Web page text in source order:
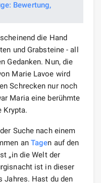
die Hand
und Grabsteine ​​- all
Gedanken. Nun, die
Marie Lavoe wird
Schrecken nur noch
Maria eine berühmte
Krypta.
Suche nach einem
an Tagen auf den
„in die Welt der
ist in dieser
Jahres. Hast du den